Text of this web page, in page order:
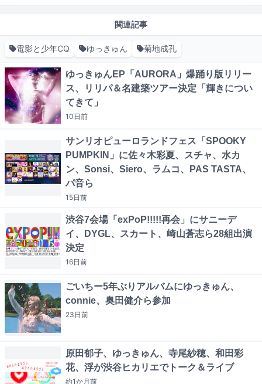
関連記事
電影と少年CQ ゆっきゅん 菊地成孔
ゆっきゅんEP「AURORA」爆踊り版リリー
ス、リリパ＆名建築ツアー決定「輝きについ
てきて」
10日前
サンリオピューロランドフェス「SPOOKY
PUMPKIN」に佐々木彩夏、スチャ、水カ
ン、Sonsi、Siero、ラムコ、PAS TASTA、
パ音ら
15日前
渋谷7会場「exPoP!!!!!再会」にサニーデ
イ、DYGL、スカート、崎山蒼志ら28組出演
決定
16日前
ごいちー5年ぶりアルバムにゆっきゅん、
connie、奥田健介ら参加
23日前
原田郁子、ゆっきゅん、寺尾紗穂、和田彩
花、浮が渋谷ヒカリエでトーク＆ライブ
約1か月前